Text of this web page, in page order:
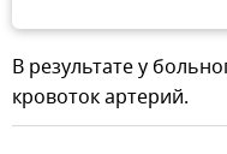
В результате у
кровоток артерий.